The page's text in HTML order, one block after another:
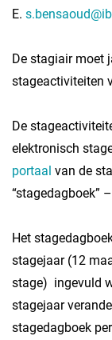
E.
De stagiair moet
stageactiviteiten
De
elektronisch
portaal van de
“stagedagboek”
Het
stagejaar (12
stage) ingevuld
stagejaar
stagedagboek